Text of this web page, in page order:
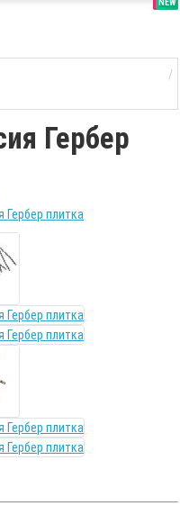
SALE
NEW
Гербер